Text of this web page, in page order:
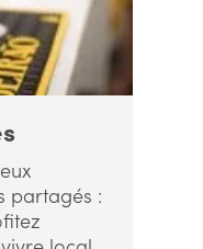
partagés :